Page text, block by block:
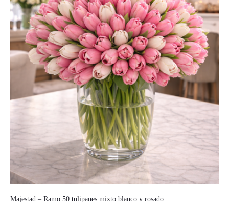
Majestad – Ramo 50 tulipanes mixto blanco y rosado